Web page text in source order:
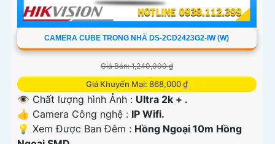
CAMERA CUBE TRONG NHÀ DS-2CD2423G2-IW (W)
Giá Bán: 1,240,000 ₫
Giá Khuyến Mại: 868,000 ₫
👁 Chất lượng hình Ảnh : Ultra 2k + .
👍 Camera Công nghệ : IP Wifi.
💡 Xem Được Ban Đêm : Hồng Ngoại 10m Hồng